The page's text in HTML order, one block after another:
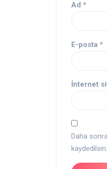
Ad *
E-posta *
İnternet
Daha
kaydedilsin.